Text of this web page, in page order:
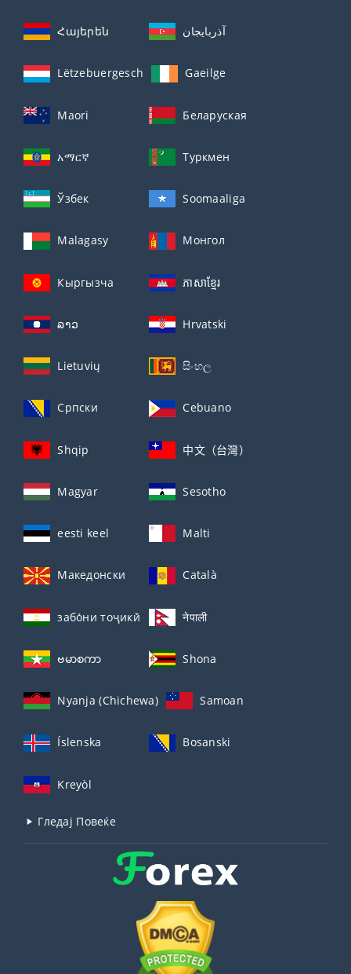
Հայերեն آذربايجان
Lëtzebuergesch Gaeilge
Maori Беларуская
አማርኛ Туркмен
Ўзбек Soomaaliga
Malagasy Монгол
Кыргызча ភាសាខ្មែរ
ລາວ Hrvatski
Lietuvių සිංහල
Српски Cebuano
Shqip 中文（台灣）
Magyar Sesotho
eesti keel Malti
Македонски Català
забо́ни тоҷикӣ́ नेपाली
ဗမာစကာ Shona
Nyanja (Chichewa) Samoan
Íslenska Bosanski
Kreyòl
Гледај Повеќе